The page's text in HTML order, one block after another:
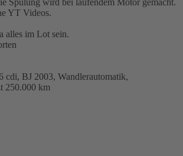
Spülung wird bei laufendem Motor gemacht.
YT Videos.
alles im Lot sein.
cdi, BJ 2003, Wandlerautomatik,
250.000 km